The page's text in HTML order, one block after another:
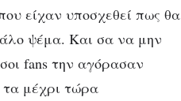
είχαν υποσχεθεί πως θα
ψέμα. Και σα να μην
fans την αγόρασαν
τα μέχρι τώρα